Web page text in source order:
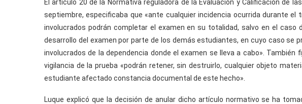
El artículo 20 de la Normativa reguladora de la Evaluación y Calificación de
septiembre, especificaba que «ante cualquier incidencia ocurrida durante
involucrados podrán completar el examen en su totalidad, salvo en el caso
desarrollo del examen por parte de los demás estudiantes, en cuyo caso se
involucrados de la dependencia donde el examen se lleva a cabo». También
vigilancia de la prueba «podrán retener, sin destruirlo, cualquier objeto
estudiante afectado constancia documental de este hecho».
Luque explicó que la decisión de anular dicho artículo normativo se ha